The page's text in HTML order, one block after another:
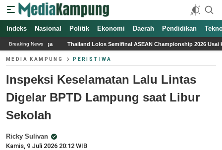
Indeks Nasional Politik Ekonomi Daerah Pendidikan
Breaking News
Lolos Semifinal ASEAN Championship 2026 Usai Kalahkan Myanmar, Pelatih
MEDIA KAMPUNG PERISTIWA
Inspeksi Keselamatan Lalu Lintas
Digelar BPTD Lampung saat Libur
Sekolah
Ricky Sulivan
Kamis, 9 Juli 2026 20:12 WIB